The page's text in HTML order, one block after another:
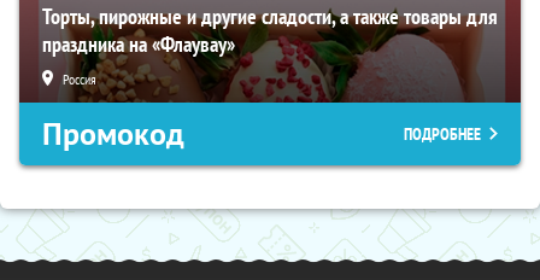
Торты, пирожные и другие сладости, а также товары для
праздника на «Флаувау»
Россия
Промокод ПОДРОБНЕЕ